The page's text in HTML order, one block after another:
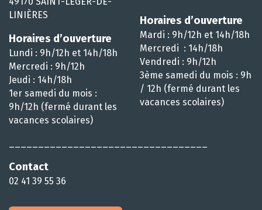
LINIÈRES
Horaires d’ouverture
Lundi : 9h/12h et 14h/18h
Mercredi : 9h/12h
Jeudi : 14h/18h
1er samedi du mois :
9h/12h (fermé durant les
vacances scolaires)
Contact
02 41 39 55 36
Horaires d’ouverture
Mardi : 9h/12h et 14h/18h
Mercredi : 14h/18h
Vendredi : 9h/12h
3ème samedi du mois : 9h
/ 12h (fermé durant les
vacances scolaires)